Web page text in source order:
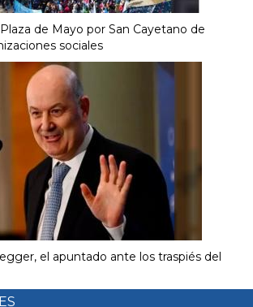
de Mayo por San Cayetano de
sociales
el apuntado ante los traspiés del